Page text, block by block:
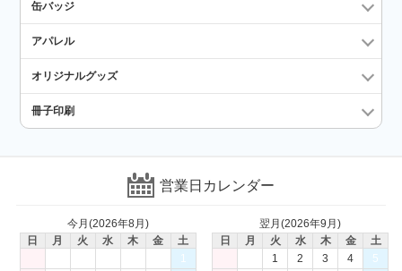
缶バッジ
アパレル
オリジナルグッズ
冊子印刷
営業日カレンダー
今月(2026年8月)
日
月 火 水 木 金
土
1
翌月(2026年9月)
日
月 火 水 木 金
土
1
2 3 4
5